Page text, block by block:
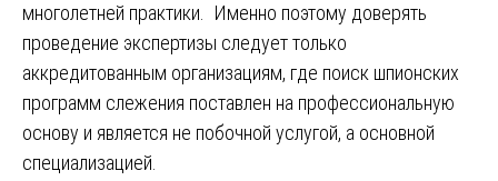
многолетней практики. Именно поэтому доверять
проведение экспертизы следует только
аккредитованным организациям, где поиск шпионских
программ слежения поставлен на профессиональную
основу и является не побочной услугой, а основной
специализацией.